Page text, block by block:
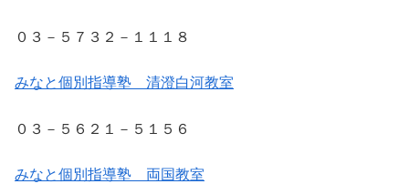
０３－５７３２－１１１８
みなと個別指導塾 清澄白河教室
０３－５６２１－５１５６
みなと個別指導塾 両国教室